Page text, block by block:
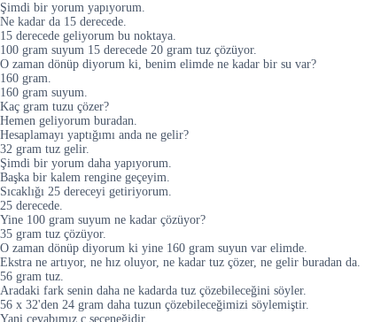
Şimdi bir yorum yapıyorum.
Ne kadar da 15 derecede.
15 derecede geliyorum bu noktaya.
100 gram suyum 15 derecede 20 gram tuz çözüyor.
O zaman dönüp diyorum ki, benim elimde ne kadar bir su var?
160 gram.
160 gram suyum.
Kaç gram tuzu çözer?
Hemen geliyorum buradan.
Hesaplamayı yaptığımı anda ne gelir?
32 gram tuz gelir.
Şimdi bir yorum daha yapıyorum.
Başka bir kalem rengine geçeyim.
Sıcaklığı 25 dereceyi getiriyorum.
25 derecede.
Yine 100 gram suyum ne kadar çözüyor?
35 gram tuz çözüyor.
O zaman dönüp diyorum ki yine 160 gram suyun var elimde.
Ekstra ne artıyor, ne hız oluyor, ne kadar tuz çözer, ne gelir buradan da.
56 gram tuz.
Aradaki fark senin daha ne kadarda tuz çözebileceğini söyler.
56 x 32'den 24 gram daha tuzun çözebileceğimizi söylemiştir.
Yani cevabımız c seçeneğidir.